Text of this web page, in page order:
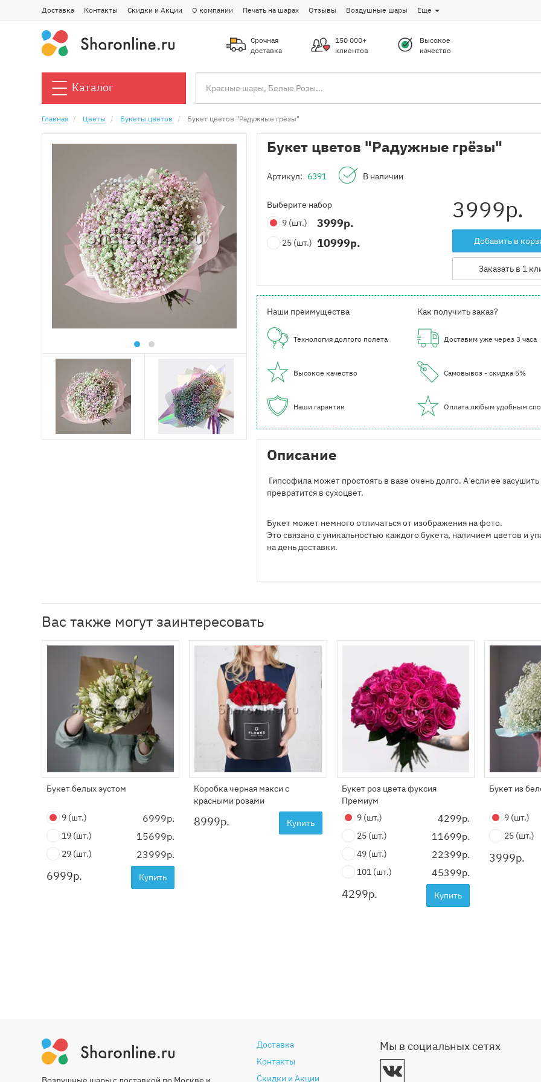
Доставка Контакты Скидки и Акции О компании Печать на шарах Отзывы Воздушные шары Еще
Срочная
доставка
150 000+
клиентов
Высокое
качество
Каталог
Главная Цветы Букеты цветов Букет цветов "Радужные грёзы"
Букет цветов "Радужные грёзы"
Артикул: 6391 В наличии
Выберите набор
9 (шт.) 3999р.
25 (шт.) 10999р.
3999р.
Добавить в
Заказать в 1
Наши преимущества
Технология долгого полета
Высокое качество
Наши гарантии
Как получить заказ?
Доставим уже через 3 часа
Самовывоз - скидка 5%
Оплата любым удобным
Описание
Гипсофила может простоять в вазе очень долго. А если ее
превратится в сухоцвет.
Букет может немного отличаться от изображения на фото.
Это связано с уникальностью каждого букета, наличием цветов и
на день доставки.
Вас также могут заинтересовать
Букет белых эустом
9 (шт.) 6999р.
19 (шт.) 15699р.
29 (шт.) 23999р.
6999р. Купить
Коробка черная макси с
красными розами
8999р. Купить
Букет роз цвета фуксия
Премиум
9 (шт.) 4299р.
25 (шт.) 11699р.
49 (шт.) 22399р.
101 (шт.) 45399р.
4299р. Купить
Букет из
9 (шт.)
25 (шт.)
3999р.
Доставка
Контакты
Скидки и Акции
Мы в социальных сетях